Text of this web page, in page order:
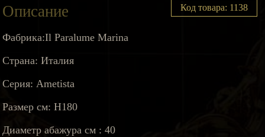
Описание Код товара: 1138
Фабрика:Il Paralume Marina
Страна: Италия
Серия: Ametista
Размер см: H180
Диаметр абажура см : 40